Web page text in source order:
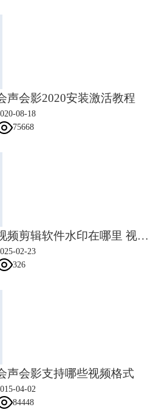
捕获 HD 质量视频。
、x7、x5版本功能区别对照表
的增加了好多新功能，变得更加贴合用户
新增功能，其中让小编感兴趣的是可以制
，因为真的可以节省很多时间。不知道
么看呢。在会声会影教程专区将会陆续更
有兴趣的小伙伴记得关注哦。
声会影2020安装激活教程
08-18
75668
视频剪辑软件水印在哪里 视频剪辑软件水印怎么去除
02-23
326
声会影支持哪些视频格式
04-02
84448